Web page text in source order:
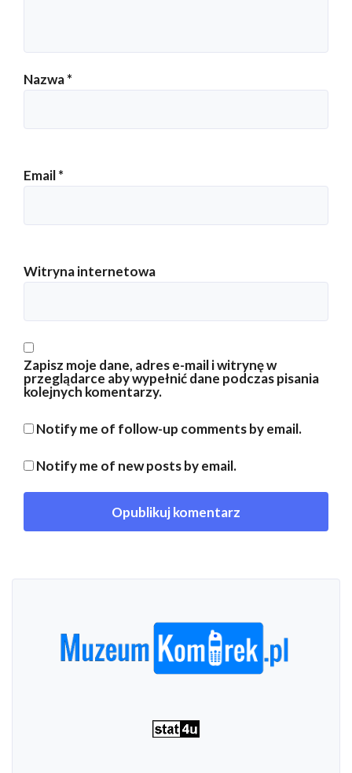
Nazwa*
Email*
Witryna internetowa
Zapisz moje dane, adres e-mail i witrynę w
przeglądarce aby wypełnić dane podczas pisania
kolejnych komentarzy.
Notify me of follow-up comments by email.
Notify me of new posts by email.